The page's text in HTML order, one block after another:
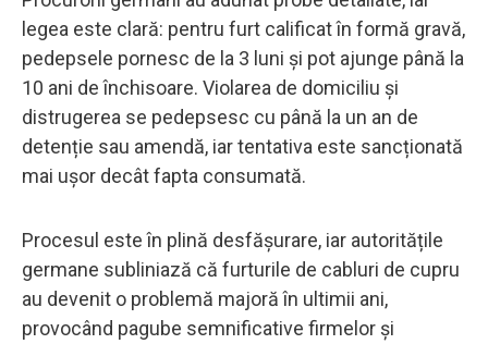
legea este clară: pentru furt calificat în formă gravă,
pedepsele pornesc de la 3 luni și pot ajunge până la
10 ani de închisoare. Violarea de domiciliu și
distrugerea se pedepsesc cu până la un an de
detenție sau amendă, iar tentativa este sancționată
mai ușor decât fapta consumată.
Procesul este în plină desfășurare, iar autoritățile
germane subliniază că furturile de cabluri de cupru
au devenit o problemă majoră în ultimii ani,
provocând pagube semnificative firmelor și